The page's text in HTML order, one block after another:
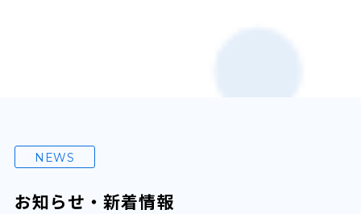
NEWS
お知らせ・新着情報